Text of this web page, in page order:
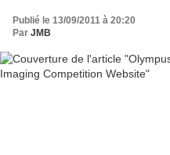
Publié le 13/09/2011 à 20:20
Par JMB